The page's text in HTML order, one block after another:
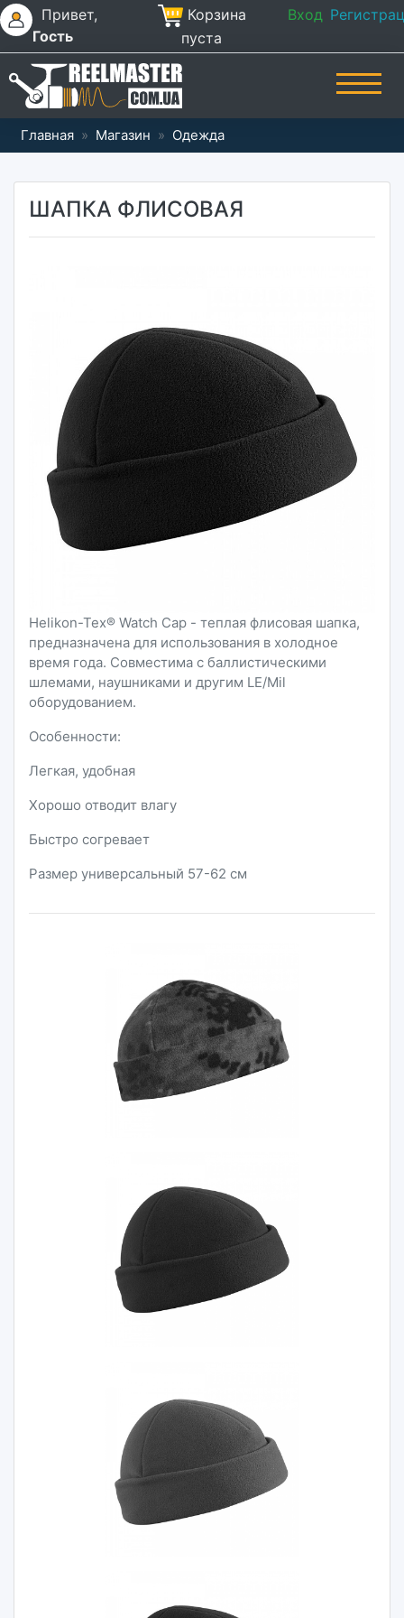
Привет,
Гость
Корзина
пуста
Вход
Главная » Магазин » Одежда
ШАПКА ФЛИСОВАЯ
Helikon-Tex® Watch Cap - теплая флисовая шапка,
предназначена для использования в холодное
время года. Совместима с баллистическими
шлемами, наушниками и другим LE/Mil
оборудованием.
Особенности:
Легкая, удобная
Хорошо отводит влагу
Быстро согревает
Размер универсальный 57-62 см